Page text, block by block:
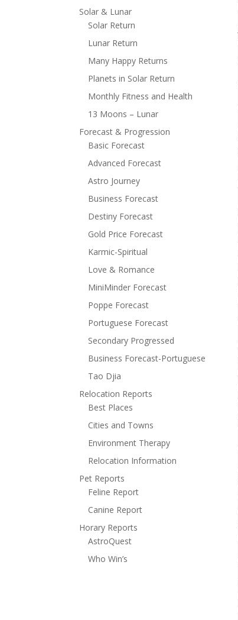
Solar & Lunar
Solar Return
Lunar Return
Many Happy Returns
Planets in Solar Return
Monthly Fitness and Health
13 Moons – Lunar
Forecast & Progression
Basic Forecast
Advanced Forecast
Astro Journey
Business Forecast
Destiny Forecast
Gold Price Forecast
Karmic-Spiritual
Love & Romance
MiniMinder Forecast
Poppe Forecast
Portuguese Forecast
Secondary Progressed
Business Forecast-Portuguese
Tao Djia
Relocation Reports
Best Places
Cities and Towns
Environment Therapy
Relocation Information
Pet Reports
Feline Report
Canine Report
Horary Reports
AstroQuest
Who Win’s